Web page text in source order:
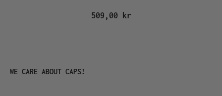
509,00 kr
Hoppa över produktgalleri
WE CARE ABOUT CAPS!